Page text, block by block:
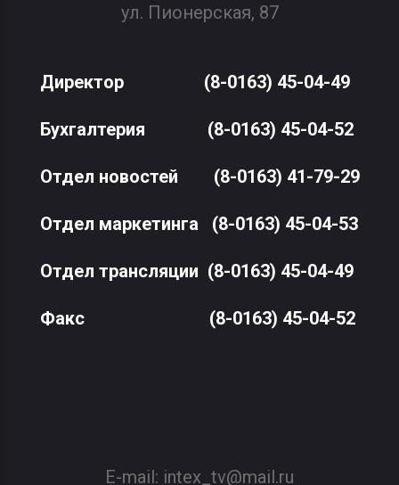
ул. Пионерская, 87
Директор (8-0163) 45-04-49
Бухгалтерия (8-0163) 45-04-52
Отдел новостей (8-0163) 41-79-29
Отдел маркетинга (8-0163) 45-04-53
Отдел трансляции (8-0163) 45-04-49
Факс(8-0163) 45-04-52
E-mail: intex_tv@mail.ru